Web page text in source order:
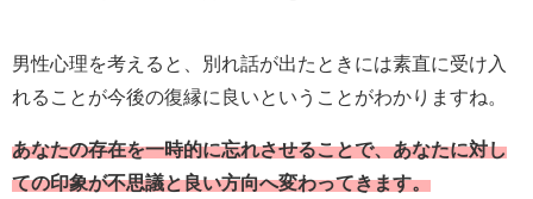
男性心理を考えると、別れ話が出たときには素直に受け入
れることが今後の復縁に良いということがわかりますね。
あなたの存在を一時的に忘れさせることで、あなたに対し
ての印象が不思議と良い方向へ変わってきます。